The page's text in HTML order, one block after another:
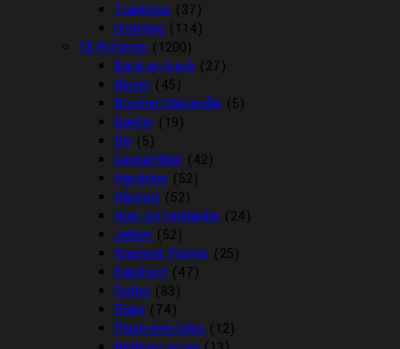
Træktove (37)
Underlag (114)
Til Rytteren (1200)
Back on track (27)
Bluser (45)
Brocher/slipsenåle (5)
Bælter (19)
Div (5)
Gaveartikler (42)
Handsker (52)
Hårpynt (52)
Huer og tørklæder (24)
Jakker (52)
Kramme Ponyer (25)
Kæphest (47)
Outlet (83)
Piske (74)
Plastroner/slips (12)